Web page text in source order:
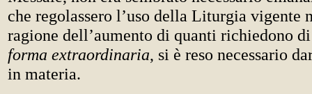
che regolassero l’uso della Liturgia vigente
ragione dell’aumento di quanti richiedono
forma extraordinaria, si è reso necessario
in materia.